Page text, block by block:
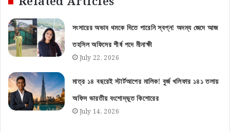
সংসারের অভাব থমকে দিতে পারেনি স্বপ্ন! অদম্য জেদে আজ
তহসিল অফিসের শীর্ষ পদে মীনাক্ষী
July 22, 2026
মাত্র ১৪ বছরেই স্টার্টআপের মালিক! বুর্জ খলিফার ১৪১ তলায়
অফিস ভারতীয় বংশোদ্ভূত কিশোরের
July 14, 2026